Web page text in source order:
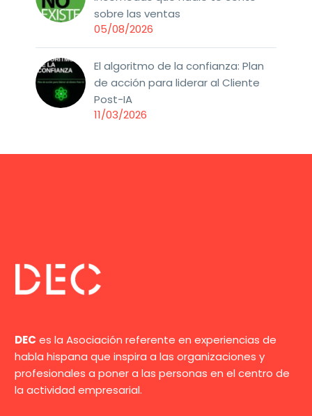
sobre las ventas
05/08/2026
El algoritmo de la confianza: Plan
de acción para liderar al Cliente
Post-IA
11/03/2026
DEC es la Asociación referente en experiencias de
habla hispana que inspira a las organizaciones y
profesionales a poner a las personas en el centro de
la actividad empresarial.